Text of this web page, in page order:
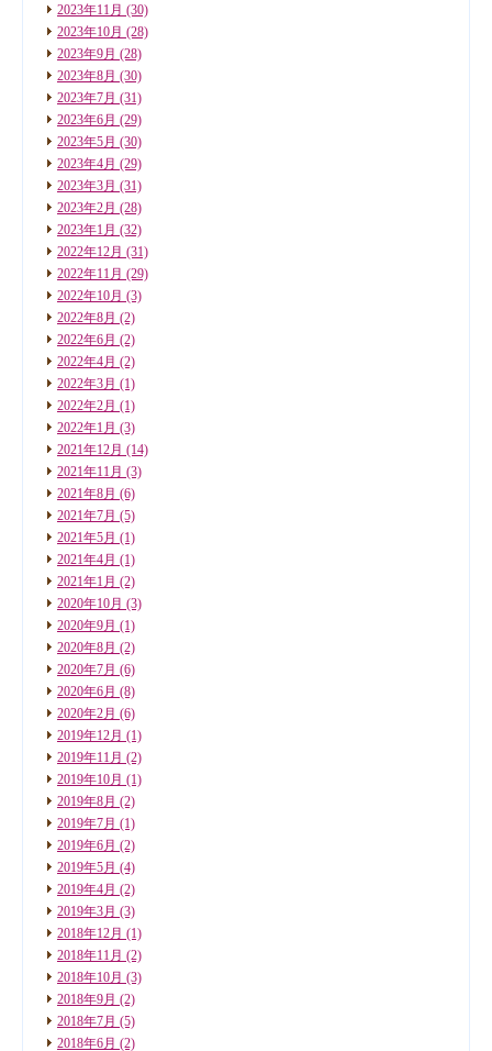
2023年11月 (30)
2023年10月 (28)
2023年9月 (28)
2023年8月 (30)
2023年7月 (31)
2023年6月 (29)
2023年5月 (30)
2023年4月 (29)
2023年3月 (31)
2023年2月 (28)
2023年1月 (32)
2022年12月 (31)
2022年11月 (29)
2022年10月 (3)
2022年8月 (2)
2022年6月 (2)
2022年4月 (2)
2022年3月 (1)
2022年2月 (1)
2022年1月 (3)
2021年12月 (14)
2021年11月 (3)
2021年8月 (6)
2021年7月 (5)
2021年5月 (1)
2021年4月 (1)
2021年1月 (2)
2020年10月 (3)
2020年9月 (1)
2020年8月 (2)
2020年7月 (6)
2020年6月 (8)
2020年2月 (6)
2019年12月 (1)
2019年11月 (2)
2019年10月 (1)
2019年8月 (2)
2019年7月 (1)
2019年6月 (2)
2019年5月 (4)
2019年4月 (2)
2019年3月 (3)
2018年12月 (1)
2018年11月 (2)
2018年10月 (3)
2018年9月 (2)
2018年7月 (5)
2018年6月 (2)